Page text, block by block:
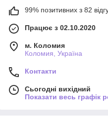
99% позитивних з 82
Працює з 02.10.2020
м. Коломия
Коломия, Україна
Контакти
Сьогодні вихідний
Показати весь графік